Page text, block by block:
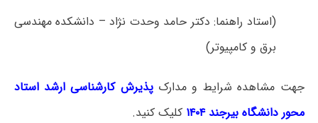
(استاد راهنما: دکتر حامد وحدت نژاد – دانشکده مهندسی
برق و کامپیوتر)
جهت مشاهده شرایط و مدارکپذیرش کارشناسی ارشد استاد
محور دانشگاه بیرجند ۱۴۰۴
کلیک کنید.